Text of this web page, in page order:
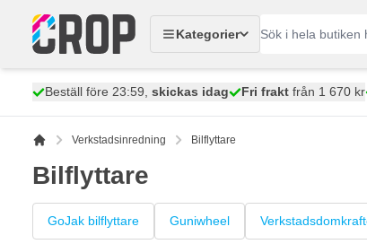
Kategorier
Beställ före 23:59, skickas idag Fri frakt från 1 670 kr
Verkstadsinredning Bilflyttare
Bilflyttare
GoJak bilflyttare Guniwheel